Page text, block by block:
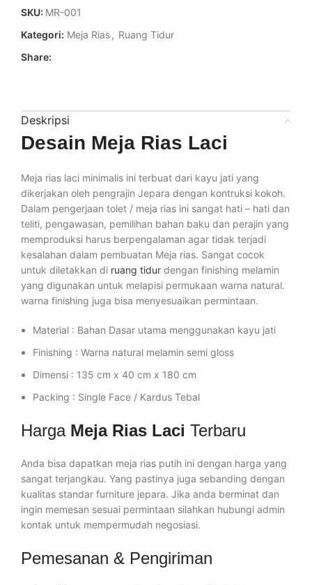
SKU: MR-001
Kategori: Meja Rias, Ruang Tidur
Share:
Deskripsi
Desain Meja Rias Laci
Meja rias laci minimalis ini terbuat dari kayu jati yang
dikerjakan oleh pengrajin Jepara dengan kontruksi kokoh.
Dalam pengerjaan tolet / meja rias ini sangat hati – hati dan
teliti, pengawasan, pemilihan bahan baku dan perajin yang
memproduksi harus berpengalaman agar tidak terjadi
kesalahan dalam pembuatan Meja rias. Sangat cocok
untuk diletakkan di ruang tidur dengan finishing melamin
yang digunakan untuk melapisi permukaan warna natural.
warna finishing juga bisa menyesuaikan permintaan.
Material : Bahan Dasar utama menggunakan kayu jati
Finishing : Warna natural melamin semi gloss
Dimensi : 135 cm x 40 cm x 180 cm
Packing : Single Face / Kardus Tebal
Harga Meja Rias Laci Terbaru
Anda bisa dapatkan meja rias putih ini dengan harga yang
sangat terjangkau. Yang pastinya juga sebanding dengan
kualitas standar furniture jepara. Jika anda berminat dan
ingin memesan sesuai permintaan silahkan hubungi admin
kontak untuk mempermudah negosiasi.
Pemesanan & Pengiriman